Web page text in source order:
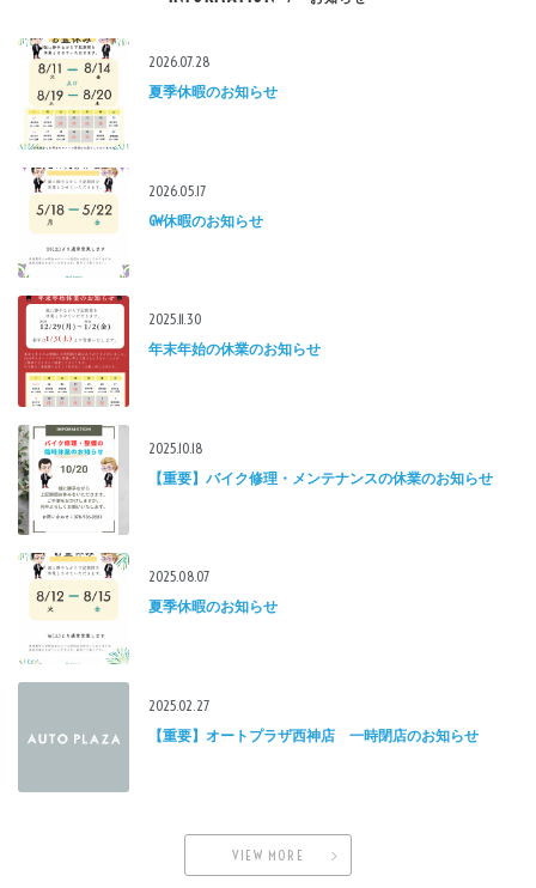
2026.07.28
夏季休暇のお知らせ
2026.05.17
GW休暇のお知らせ
2025.11.30
年末年始の休業のお知らせ
2025.10.18
【重要】バイク修理・メンテナンスの休業のお知らせ
2025.08.07
夏季休暇のお知らせ
2025.02.27
【重要】オートプラザ西神店 一時閉店のお知らせ
VIEW MORE